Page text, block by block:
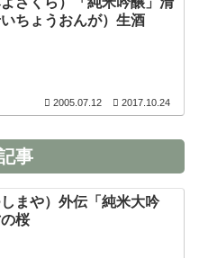
ちょうおんが）生酒
2005.07.12 2017.10.24
事
まや）外伝「純米大吟
桜